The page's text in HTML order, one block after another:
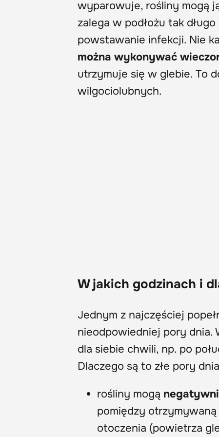
wyparowuje, rośliny mogą
zalega w podłożu tak
powstawanie infekcji. Nie
można wykonywać
utrzymuje się w glebie. To
wilgociolubnych.
W jakich godzinach i
Jednym z najczęściej
nieodpowiedniej pory dnia.
dla siebie chwili, np. po
Dlaczego są to złe pory
rośliny mogą
pomiędzy
otoczenia (powietrza